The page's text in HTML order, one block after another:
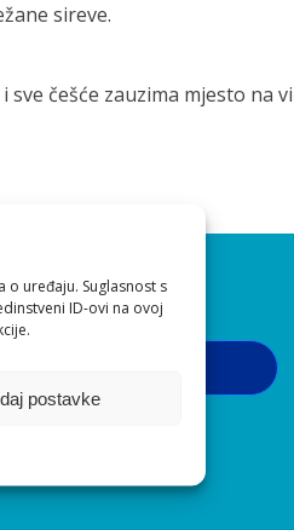
uređaju. Suglasnost s
ID-ovi na ovoj
postavke
sireve.
češće zauzima mjesto na
enologije, a čaša dobrog